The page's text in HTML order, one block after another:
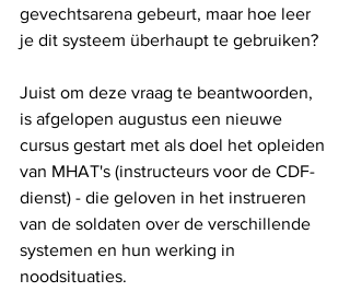
gevechtsarena gebeurt, maar hoe leer
je dit systeem überhaupt te gebruiken?
Juist om deze vraag te beantwoorden,
is afgelopen augustus een nieuwe
cursus gestart met als doel het opleiden
van MHAT's (instructeurs voor de CDF-
dienst) - die geloven in het instrueren
van de soldaten over de verschillende
systemen en hun werking in
noodsituaties.